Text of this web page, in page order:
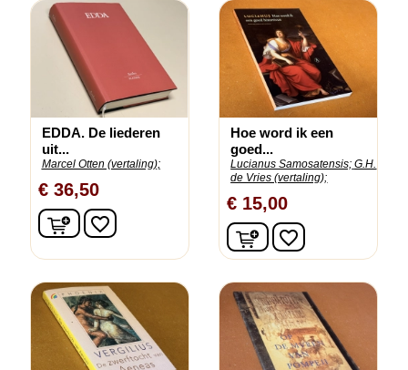
EDDA. De liederen
uit...
Marcel Otten (vertaling);
€ 36,50
In winkelwagen
favorite_border
Hoe word ik een
goed...
Lucianus Samosatensis; G.H.
de Vries (vertaling);
€ 15,00
In winkelwagen
favorite_border